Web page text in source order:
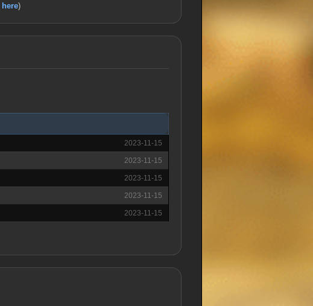
here)
2023-11-15
2023-11-15
2023-11-15
2023-11-15
2023-11-15